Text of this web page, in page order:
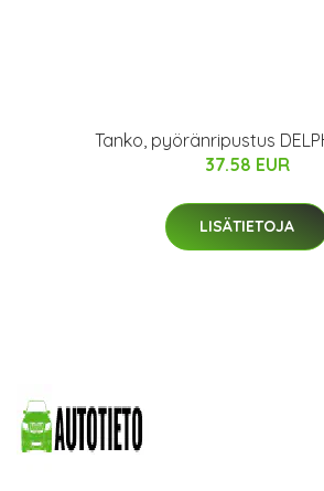
Tanko, pyöränripustus
37.58 EUR
LISÄTIETOJA